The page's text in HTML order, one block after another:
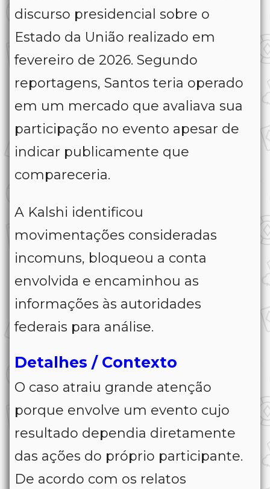
discurso presidencial sobre o
Estado da União realizado em
fevereiro de 2026. Segundo
reportagens, Santos teria operado
em um mercado que avaliava sua
participação no evento apesar de
indicar publicamente que
compareceria.
A Kalshi identificou
movimentações consideradas
incomuns, bloqueou a conta
envolvida e encaminhou as
informações às autoridades
federais para análise.
Detalhes / Contexto
O caso atraiu grande atenção
porque envolve um evento cujo
resultado dependia diretamente
das ações do próprio participante.
De acordo com os relatos